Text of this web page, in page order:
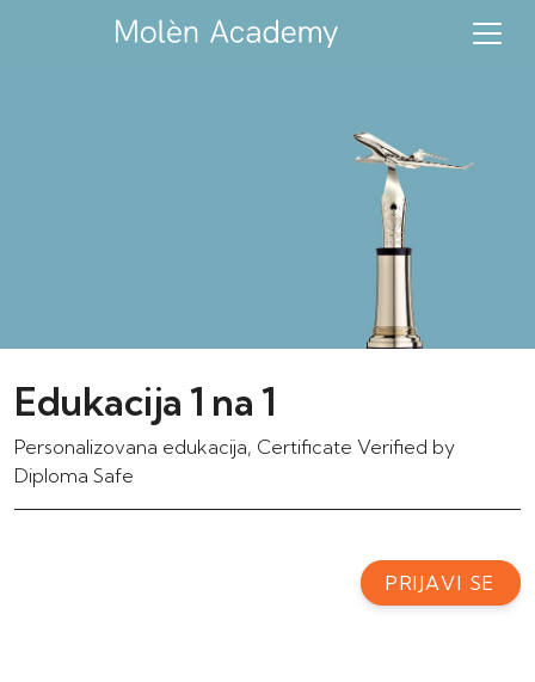
Edukacija 1 na 1
Personalizovana edukacija, Certificate Verified by
Diploma Safe
PRIJAVI SE